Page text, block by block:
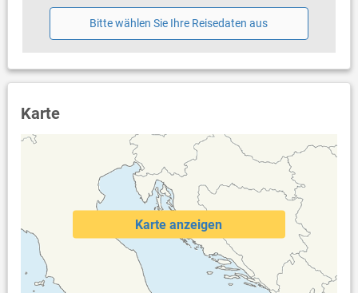
Bitte wählen Sie Ihre Reisedaten aus
Karte
Karte anzeigen